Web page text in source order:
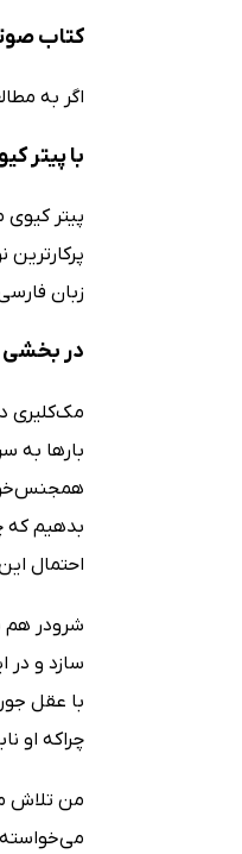
کتاب
اگر به
با پیتر
پیتر
زبان
در بخشی
مک‌کلیری
بارها به
بدهیم که
احتمال
شرودر هم
سازد و در
با عقل
چراکه او
من تلاش